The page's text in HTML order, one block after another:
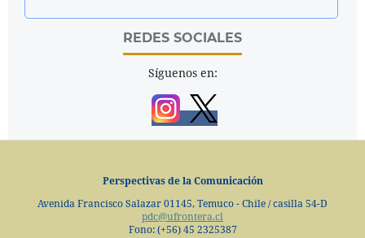
REDES SOCIALES
Síguenos en:
Perspectivas de la Comunicación
Avenida Francisco Salazar 01145, Temuco - Chile / casilla 54-D
pdc@ufrontera.cl
Fono: (+56) 45 2325387